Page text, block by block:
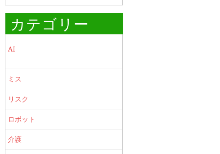
カテゴリー
AI
ミス
リスク
ロボット
介護